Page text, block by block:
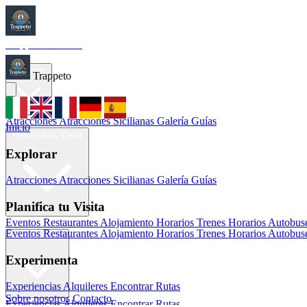
Inicio
AtraccionesAtracciones Sicilianas Galería Guías
Eventos Restaurantes Alojamiento Horarios Trenes Horarios
Experimenta
ExperienciasAlquileresEncontrar Rutas
Trappeto
Inicio
Explorar
AtraccionesAtracciones Sicilianas Galería Guías
Planifica tu Visita
Eventos Restaurantes Alojamiento Horarios Trenes Horarios
Experimenta
Experiencias Alquileres Encontrar Rutas
Sobre nosotros Contacto